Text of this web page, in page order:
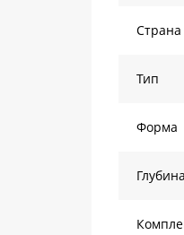
Страна
Тип
Форма